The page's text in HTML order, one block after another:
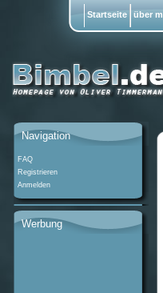
Navigation
FAQ
Registrieren
Anmelden
Werbung
Startseite über